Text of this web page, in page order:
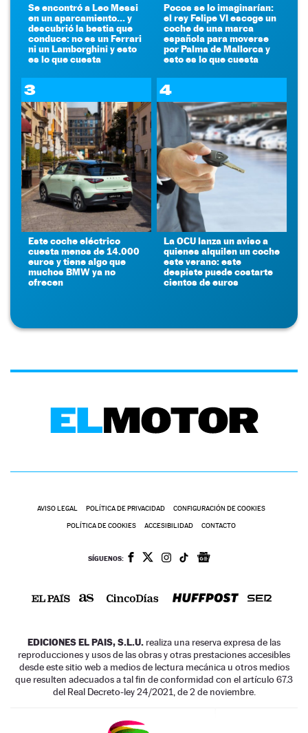
Se encontró a Leo Messi
en un aparcamiento... y
descubrió la bestia que
conduce: no es un Ferrari
ni un Lamborghini y esto
es lo que cuesta
Pocos se lo imaginarían:
el rey Felipe VI escoge un
coche de una marca
española para moverse
por Palma de Mallorca y
esto es lo que cuesta
3
Este coche eléctrico
cuesta menos de 14.000
euros y tiene algo que
muchos BMW ya no
ofrecen
4
La OCU lanza un aviso a
quienes alquilen un coche
este verano: este
despiste puede costarte
cientos de euros
AVISO LEGAL POLÍTICA DE PRIVACIDAD CONFIGURACIÓN DE COOKIES
POLÍTICA DE COOKIES ACCESIBILIDAD CONTACTO
SÍGUENOS:
EDICIONES EL PAIS, S.L.U. realiza una reserva expresa de las
reproducciones y usos de las obras y otras prestaciones accesibles
desde este sitio web a medios de lectura mecánica u otros medios
que resulten adecuados a tal fin de conformidad con el artículo 67.3
del Real Decreto-ley 24/2021, de 2 de noviembre.